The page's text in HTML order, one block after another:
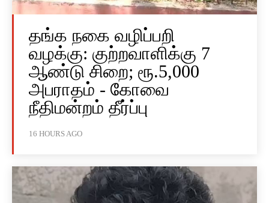
தங்க நகை வழிப்பறி
வழக்கு: குற்றவாளிக்கு 7
ஆண்டு சிறை; ரூ.5,000
அபராதம் - கோவை
நீதிமன்றம் தீர்ப்பு
16 HOURS AGO